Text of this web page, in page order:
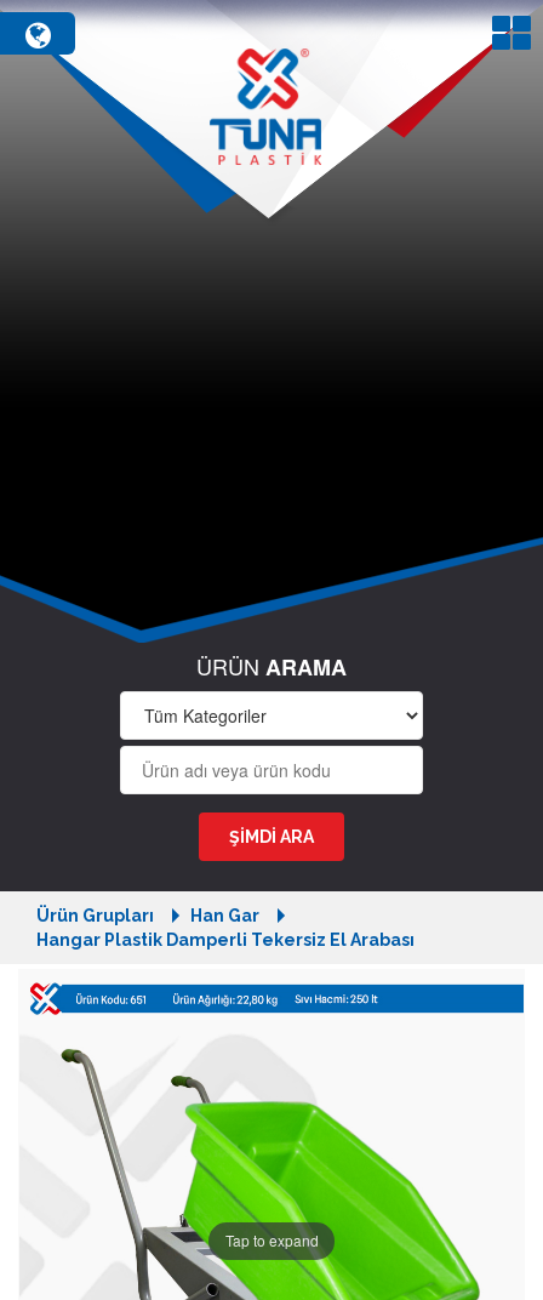
ÜRÜN ARAMA
Ürün Grupları
Han Gar
Hangar Plastik Damperli Tekersiz El Arabası
Tap to expand